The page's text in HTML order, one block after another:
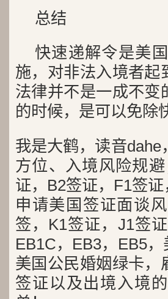
总结
快速递解令是美
施，对非法入境者起
法律并不是一成不变
的时候，是可以免除
我是大鹤，读音
方位、入境风险规
证，B2签证，F1签
申请美国签证面谈
签，K1签证，J1签
EB1C，EB3，EB5
美国公民婚姻绿卡，
签证以及出境入境